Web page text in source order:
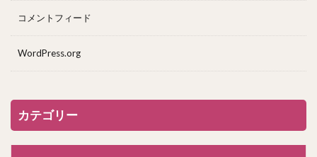
コメントフィード
WordPress.org
カテゴリー